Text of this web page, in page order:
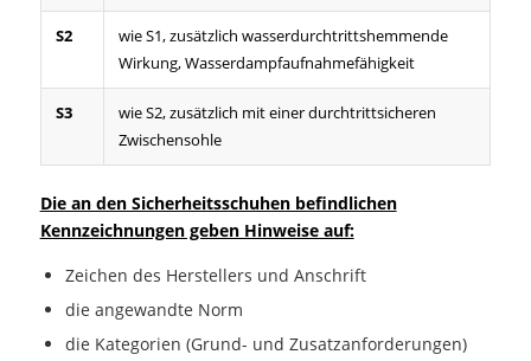
S2
wie S1, zusätzlich wasserdurchtrittshemmende
Wirkung, Wasserdampfaufnahmefähigkeit
S3
wie S2, zusätzlich mit einer durchtrittsicheren
Zwischensohle
Die an den Sicherheitsschuhen befindlichen
Kennzeichnungen geben Hinweise auf:
Zeichen des Herstellers und Anschrift
die angewandte Norm
die Kategorien (Grund- und Zusatzanforderungen)